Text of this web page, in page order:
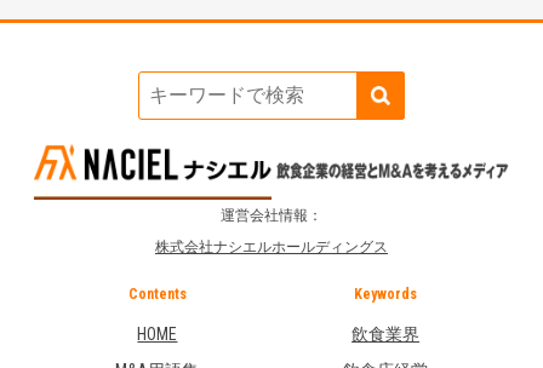
運営会社情報：
株式会社ナシエルホールディングス
Contents
HOME
Keywords
飲食業界